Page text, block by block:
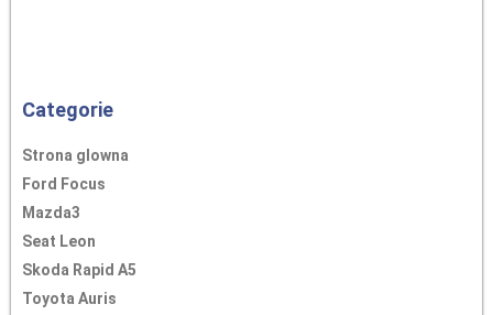
Categorie
Strona glowna
Ford Focus
Mazda3
Seat Leon
Skoda Rapid A5
Toyota Auris